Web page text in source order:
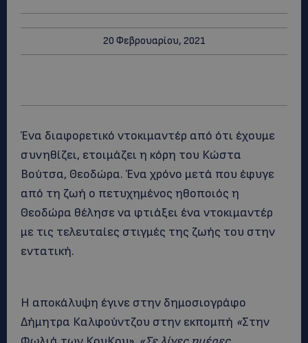
20 Φεβρουαρίου, 2021
Ένα διαφορετικό ντοκιμαντέρ από ότι έχουμε
συνηθίζει, ετοιμάζει η κόρη του Κώστα
Βούτσα, Θεοδώρα. Ένα χρόνο μετά που έφυγε
από τη ζωή ο πετυχημένος ηθοποιός η
Θεοδώρα θέλησε να φτιάξει ένα ντοκιμαντέρ
με τις τελευταίες στιγμές της ζωής του στην
εντατική.
Η αποκάλυψη έγινε στην δημοσιογράφο
Δήμητρα Καλφούντζου στην εκπομπή «Στην